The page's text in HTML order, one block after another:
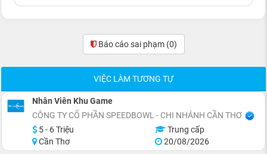
Báo cáo sai phạm (0)
VIỆC LÀM TƯƠNG TỰ
Nhân Viên Khu Game
CÔNG TY CỔ PHẦN SPEEDBOWL - CHI NHÁNH CẦN THƠ
5 - 6 Triệu
Trung cấp
Cần Thơ
20/08/2026